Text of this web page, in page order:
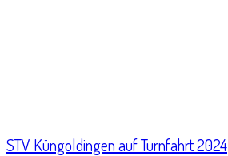
STV Küngoldingen auf Turnfahrt 2024